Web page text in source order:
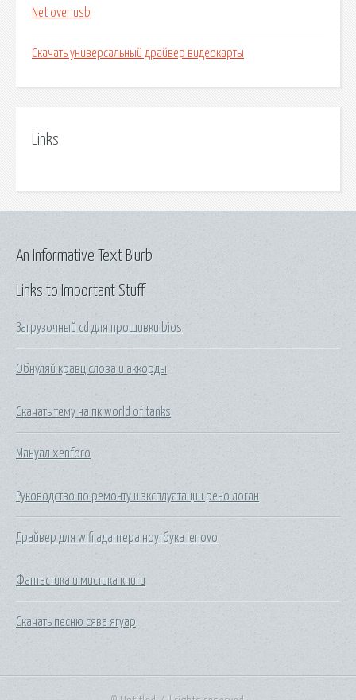
Net over usb
Скачать универсальный драйвер видеокарты
Links
Links to Important Stuff
Загрузочный cd для прошивки bios
Обнуляй кравц слова и аккорды
Скачать тему на пк world of tanks
Мануал xenforo
Руководство по ремонту и эксплуатации рено логан
Драйвер для wifi адаптера ноутбука lenovo
Фантастика и мистика книги
Скачать песню сява ягуар
An Informative Text Blurb